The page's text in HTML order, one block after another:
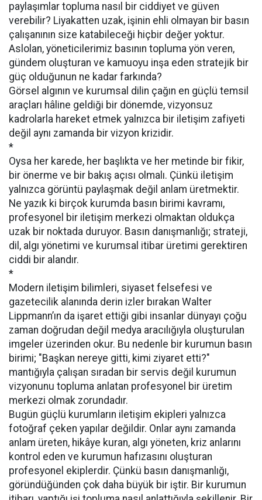
paylaşımlar topluma nasıl bir ciddiyet ve güven
verebilir? Liyakatten uzak, işinin ehli olmayan bir basın
çalışanının size katabileceği hiçbir değer yoktur.
Aslolan, yöneticilerimiz basının topluma yön veren,
gündem oluşturan ve kamuoyu inşa eden stratejik bir
güç olduğunun ne kadar farkında?
Görsel algının ve kurumsal dilin çağın en güçlü temsil
araçları hâline geldiği bir dönemde, vizyonsuz
kadrolarla hareket etmek yalnızca bir iletişim zafiyeti
değil aynı zamanda bir vizyon krizidir.
*
Oysa her karede, her başlıkta ve her metinde bir fikir,
bir önerme ve bir bakış açısı olmalı. Çünkü iletişim
yalnızca görüntü paylaşmak değil anlam üretmektir.
Ne yazık ki birçok kurumda basın birimi kavramı,
profesyonel bir iletişim merkezi olmaktan oldukça
uzak bir noktada duruyor. Basın danışmanlığı; strateji,
dil, algı yönetimi ve kurumsal itibar üretimi gerektiren
ciddi bir alandır.
*
Modern iletişim bilimleri, siyaset felsefesi ve
gazetecilik alanında derin izler bırakan Walter
Lippmann’ın da işaret ettiği gibi insanlar dünyayı çoğu
zaman doğrudan değil medya aracılığıyla oluşturulan
imgeler üzerinden okur. Bu nedenle bir kurumun basın
birimi; "Başkan nereye gitti, kimi ziyaret etti?"
mantığıyla çalışan sıradan bir servis değil kurumun
vizyonunu topluma anlatan profesyonel bir üretim
merkezi olmak zorundadır.
Bugün güçlü kurumların iletişim ekipleri yalnızca
fotoğraf çeken yapılar değildir. Onlar aynı zamanda
anlam üreten, hikâye kuran, algı yöneten, kriz anlarını
kontrol eden ve kurumun hafızasını oluşturan
profesyonel ekiplerdir. Çünkü basın danışmanlığı,
göründüğünden çok daha büyük bir iştir. Bir kurumun